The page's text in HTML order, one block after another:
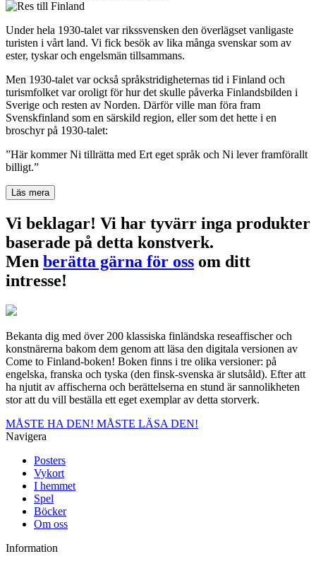
Under hela 1930-talet var rikssvensken den överlägset vanligaste
turisten i vårt land. Vi fick besök av lika många svenskar som av
ester, tyskar och engelsmän tillsammans.
Men 1930-talet var också språkstridigheternas tid i Finland och
turismfolket var oroligt för hur det skulle påverka Finlandsbilden i
Sverige och resten av Norden. Därför ville man föra fram
Svenskfinland som en särskild region, eller som det hette i en
broschyr på 1930-talet:
”Här kommer Ni tillrätta med Ert eget språk och Ni lever framförallt
billigt.”
Läs mera
Vi beklagar! Vi har tyvärr inga produkter
baserade på detta konstverk.
Men berätta gärna för oss om ditt
intresse!
Bekanta dig med över 200 klassiska finländska reseaffischer och
konstnärerna bakom dem genom att läsa den digitala versionen av
Come to Finland-boken! Boken finns i tre olika versioner: på
engelska, franska och tyska (den finsk-svenska är slutsåld). Efter att
ha njutit av affischerna och berättelserna en stund är sannolikheten
stor att du vill beställa ett eget exemplar av detta storverk.
MÅSTE HA DEN! MÅSTE LÄSA DEN!
Navigera
Posters
Vykort
I hemmet
Spel
Böcker
Om oss
Information